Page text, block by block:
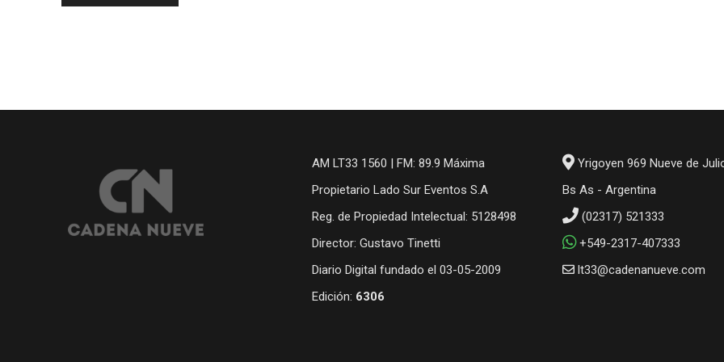
AM LT33 1560 | FM: 89.9 Máxima
Propietario Lado Sur Eventos S.A
Reg. de Propiedad Intelectual: 5128498
Director: Gustavo Tinetti
Diario Digital fundado el 03-05-2009
Edición: 6306
Yrigoyen 969 Nueve de
Bs As - Argentina
(02317) 521333
+549-2317-407333
lt33@cadenanueve.com